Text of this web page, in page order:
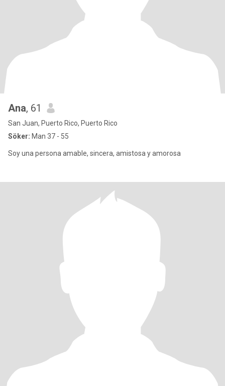
Ana, 61
San Juan, Puerto Rico, Puerto Rico
Söker: Man 37 - 55
Soy una persona amable, sincera, amistosa y amorosa